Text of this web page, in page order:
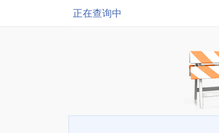
正在查询中